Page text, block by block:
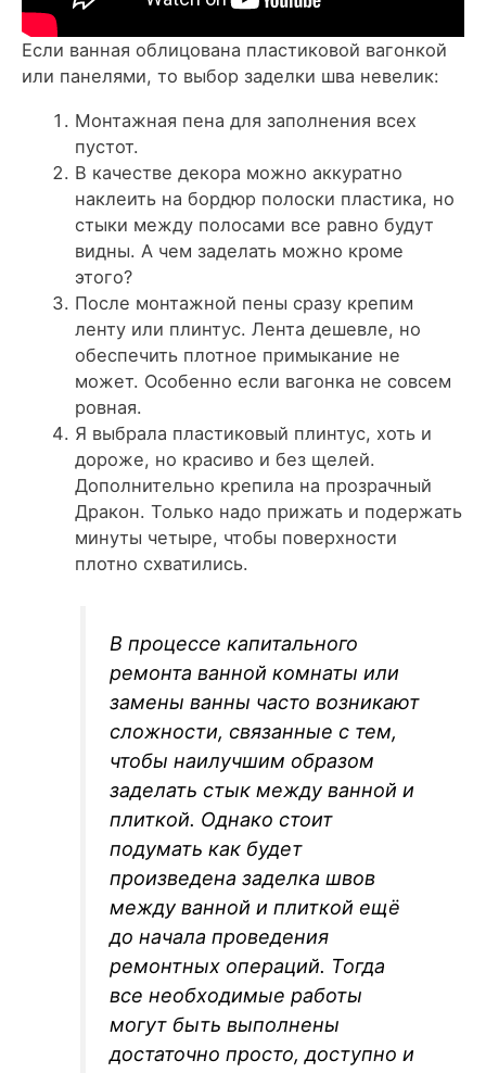
Если ванная облицована пластиковой вагонкой
или панелями, то выбор заделки шва невелик:
Монтажная пена для заполнения всех
пустот.
В качестве декора можно аккуратно
наклеить на бордюр полоски пластика, но
стыки между полосами все равно будут
видны. А чем заделать можно кроме
этого?
После монтажной пены сразу крепим
ленту или плинтус. Лента дешевле, но
обеспечить плотное примыкание не
может. Особенно если вагонка не совсем
ровная.
Я выбрала пластиковый плинтус, хоть и
дороже, но красиво и без щелей.
Дополнительно крепила на прозрачный
Дракон. Только надо прижать и подержать
минуты четыре, чтобы поверхности
плотно схватились.
В процессе капитального
ремонта ванной комнаты или
замены ванны часто возникают
сложности, связанные с тем,
чтобы наилучшим образом
заделать стык между ванной и
плиткой. Однако стоит
подумать как будет
произведена заделка швов
между ванной и плиткой ещё
до начала проведения
ремонтных операций. Тогда
все необходимые работы
могут быть выполнены
достаточно просто, доступно и